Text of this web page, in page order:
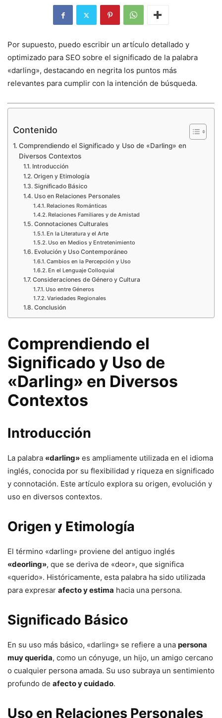
Por supuesto, puedo escribir un artículo detallado y
optimizado para SEO sobre el significado de la palabra
«darling», destacando en negrita los puntos más
relevantes para cumplir con la intención de búsqueda.
Contenido
Comprendiendo el Significado y Uso de «Darling» en
Diversos Contextos
Introducción
Origen y Etimología
Significado Básico
Uso en Relaciones Personales
Relaciones Románticas
Relaciones Familiares y de Amistad
Connotaciones Culturales
En la Literatura y el Arte
Uso en Medios y Entretenimiento
Evolución y Uso Contemporáneo
Cambios en la Percepción y Uso
En el Lenguaje Colloquial
Consideraciones de Género y Cultura
Uso entre Géneros
Variedades Regionales
Conclusión
Comprendiendo el
Significado y Uso de
«Darling» en Diversos
Contextos
Introducción
La palabra «darling» es ampliamente utilizada en el idioma
inglés, conocida por su flexibilidad y riqueza en significado
y connotación. Este artículo explora su origen, evolución y
uso en diversos contextos.
Origen y Etimología
El término «darling» proviene del antiguo inglés
«deorling», que se deriva de «deor», que significa
«querido». Históricamente, esta palabra ha sido utilizada
para expresar afecto y estima hacia una persona.
Significado Básico
En su uso más básico, «darling» se refiere a una persona
muy querida, como un cónyuge, un hijo, un amigo cercano
o cualquier persona amada. Su uso subraya un sentimiento
profundo de afecto y cuidado.
Uso en Relaciones Personales